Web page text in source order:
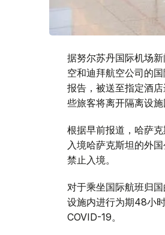
据努尔苏丹国际机场
空和迪拜航空公司的
报告，被送至指定酒
些旅客将离开隔离设
根据早前报道，哈萨
入境哈萨克斯坦的外
禁止入境。
对于乘坐国际航班归
设施内进行为期48小
COVID-19。